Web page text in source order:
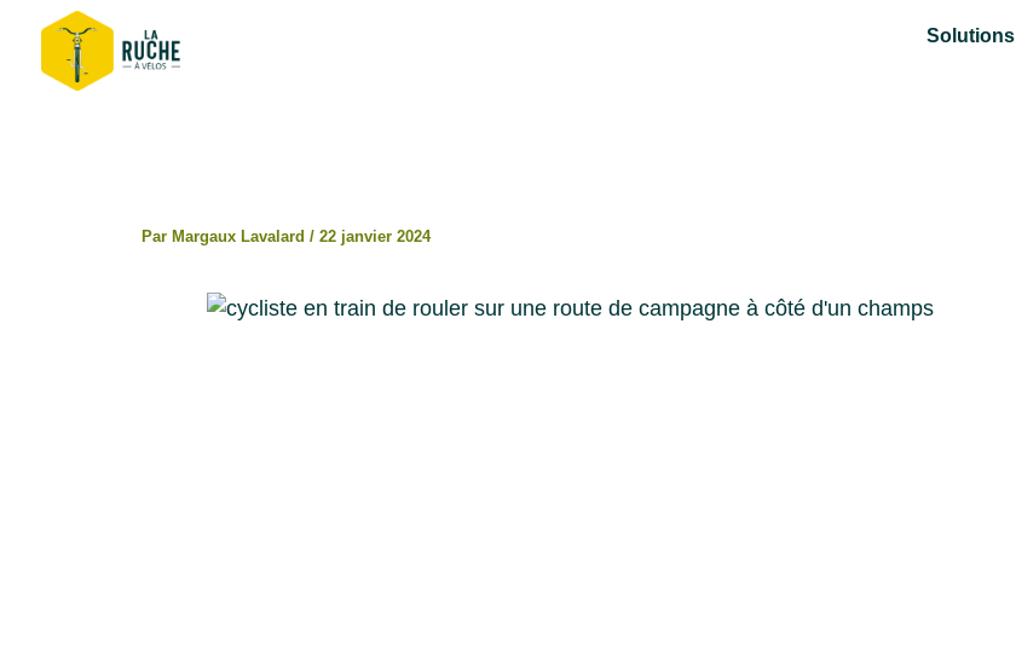
contenu
Solutions
Par Margaux Lavalard / 22 janvier 2024